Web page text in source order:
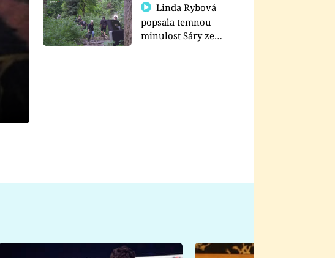
Linda Rybová
popsala temnou
minulost Sáry ze